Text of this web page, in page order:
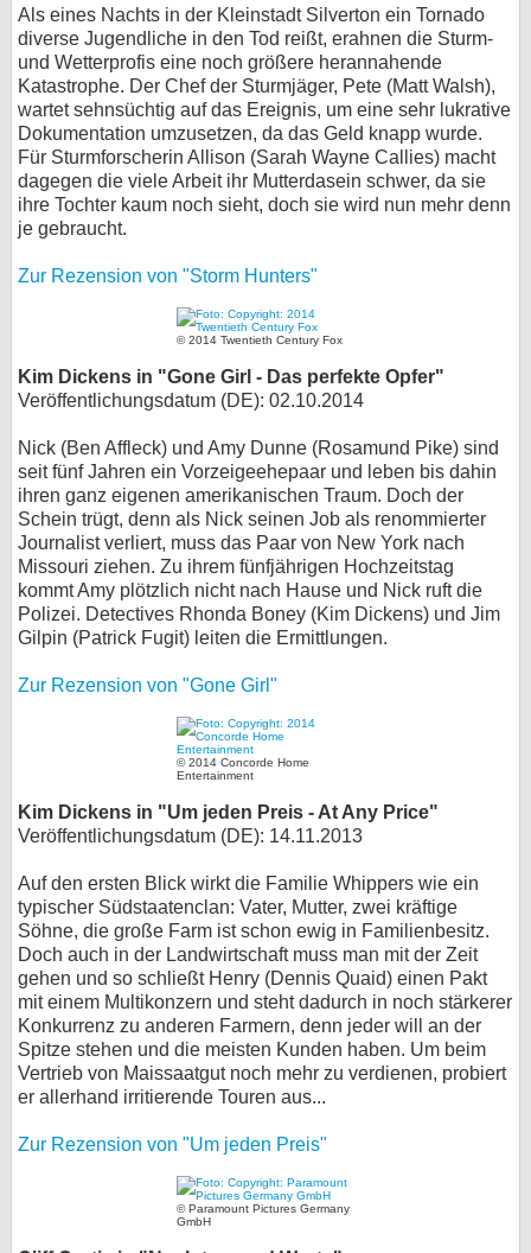
Als eines Nachts in der Kleinstadt Silverton ein Tornado
diverse Jugendliche in den Tod reißt, erahnen die Sturm-
und Wetterprofis eine noch größere herannahende
Katastrophe. Der Chef der Sturmjäger, Pete (Matt Walsh),
wartet sehnsüchtig auf das Ereignis, um eine sehr lukrative
Dokumentation umzusetzen, da das Geld knapp wurde.
Für Sturmforscherin Allison (Sarah Wayne Callies) macht
dagegen die viele Arbeit ihr Mutterdasein schwer, da sie
ihre Tochter kaum noch sieht, doch sie wird nun mehr denn
je gebraucht.
Zur Rezension von "Storm Hunters"
© 2014 Twentieth Century Fox
Kim Dickens in "Gone Girl - Das perfekte Opfer"
Veröffentlichungsdatum (DE): 02.10.2014
Nick (Ben Affleck) und Amy Dunne (Rosamund Pike) sind
seit fünf Jahren ein Vorzeigeehepaar und leben bis dahin
ihren ganz eigenen amerikanischen Traum. Doch der
Schein trügt, denn als Nick seinen Job als renommierter
Journalist verliert, muss das Paar von New York nach
Missouri ziehen. Zu ihrem fünfjährigen Hochzeitstag
kommt Amy plötzlich nicht nach Hause und Nick ruft die
Polizei. Detectives Rhonda Boney (Kim Dickens) und Jim
Gilpin (Patrick Fugit) leiten die Ermittlungen.
Zur Rezension von "Gone Girl"
© 2014 Concorde Home
Entertainment
Kim Dickens in "Um jeden Preis - At Any Price"
Veröffentlichungsdatum (DE): 14.11.2013
Auf den ersten Blick wirkt die Familie Whippers wie ein
typischer Südstaatenclan: Vater, Mutter, zwei kräftige
Söhne, die große Farm ist schon ewig in Familienbesitz.
Doch auch in der Landwirtschaft muss man mit der Zeit
gehen und so schließt Henry (Dennis Quaid) einen Pakt
mit einem Multikonzern und steht dadurch in noch stärkerer
Konkurrenz zu anderen Farmern, denn jeder will an der
Spitze stehen und die meisten Kunden haben. Um beim
Vertrieb von Maissaatgut noch mehr zu verdienen, probiert
er allerhand irritierende Touren aus...
Zur Rezension von "Um jeden Preis"
© Paramount Pictures Germany
GmbH